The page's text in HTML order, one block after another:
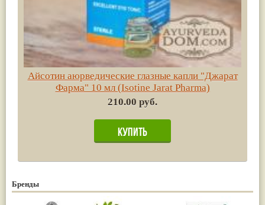
Айсотин аюрведические глазные капли "Джарат
Фарма" 10 мл (Isotine Jarat Pharma)
210.00 руб.
Бренды